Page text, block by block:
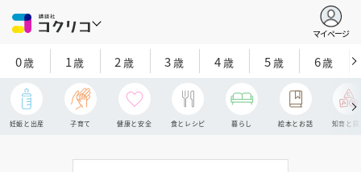
マイページ
0歳 1歳 2 歳 3歳 4歳 5歳 6歳
妊娠と出産 子育て 健康と安全 食とレシピ 暮らし 絵本とお話 知育と探